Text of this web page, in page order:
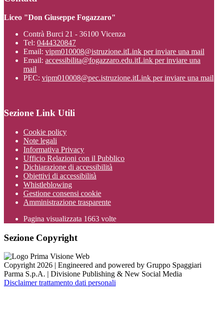
Liceo "Don Giuseppe Fogazzaro"
Contrà Burci 21 - 36100 Vicenza
Tel: 0444320847
Email: vipm010008@istruzione.itLink per inviare una mail
Email: accessibilita@fogazzaro.edu.itLink per inviare una
mail
PEC: vipm010008@pec.istruzione.itLink per inviare una mail
Sezione Link Utili
Cookie policy
Note legali
Informativa Privacy
Ufficio Relazioni con il Pubblico
Dichiarazione di accessibilità
Obiettivi di accessibilità
Whistleblowing
Gestione consensi cookie
Amministrazione trasparente
Pagina visualizzata 1663 volte
Sezione Copyright
Copyright 2026 | Engineered and powered by Gruppo Spaggiari
Parma S.p.A. | Divisione Publishing & New Social Media
Disclaimer trattamento dati personali